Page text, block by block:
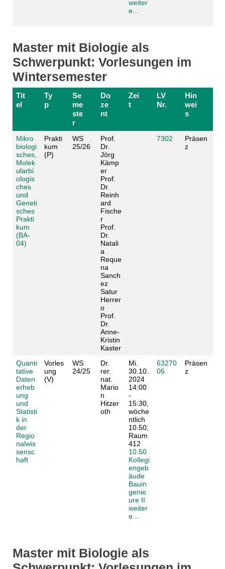
weiter
e...
Master mit Biologie als
Schwerpunkt: Vorlesungen im
Wintersemester
Tit
el
Ty
p
Se
me
ste
r
Do
ze
nt
Zei
t
LV
Nr.
Hin
wei
s
Mikro
biologi
sches,
Molek
ularbi
ologis
ches
und
Geneti
sches
Prakti
kum
(BA-
04)
Prakti
kum
(P)
WS
25/26
Prof.
Dr.
Jörg
Kämp
er
Prof.
Dr.
Reinh
ard
Fische
r
Prof.
Dr.
Natali
a
Reque
na
Sanch
ez
Satur
Herrer
o
Prof.
Dr.
Anne-
Kristin
Kaster
7302
Präsen
z
Quanti
tative
Daten
erheb
ung
und
Statisti
k in
der
Regio
nalwis
sensc
haft
Vorles
ung
(V)
WS
24/25
Dr.
rer.
nat.
Mario
n
Hitzer
oth
Mi.
30.10.
2024
14:00
-
15:30,
wöche
ntlich
10.50,
Raum
412
10.50
Kollegi
engeb
äude
Bauin
genie
ure II
weiter
e...
63270
06
Präsen
z
Master mit Biologie als